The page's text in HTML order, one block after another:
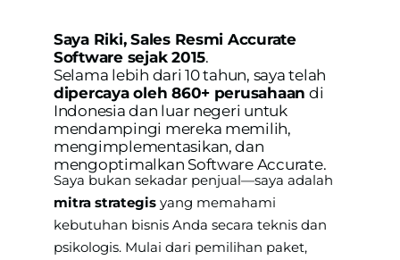
Saya Riki, Sales Resmi Accurate
Software sejak 2015.
Selama lebih dari 10 tahun, saya telah
dipercaya oleh 860+ perusahaan di
Indonesia dan luar negeri untuk
mendampingi mereka memilih,
mengimplementasikan, dan
mengoptimalkan Software Accurate.
Saya bukan sekadar penjual—saya adalah
mitra strategisyang memahami
kebutuhan bisnis Anda secara teknis dan
psikologis. Mulai dari pemilihan paket,